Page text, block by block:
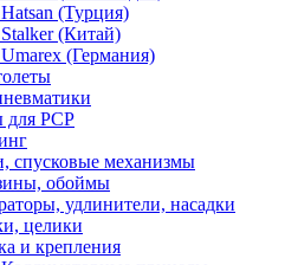
(Турция)
(Китай)
(Германия)
для PCP
спусковые механизмы
обоймы
удлинители, насадки
целики
и крепления